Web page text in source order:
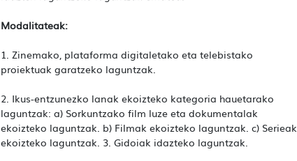
Modalitateak:
1. Zinemako, plataforma digitaletako eta telebistako
proiektuak garatzeko laguntzak.
2. Ikus-entzunezko lanak ekoizteko kategoria hauetarako
laguntzak: a) Sorkuntzako film luze eta dokumentalak
ekoizteko laguntzak. b) Filmak ekoizteko laguntzak. c) Serieak
ekoizteko laguntzak. 3. Gidoiak idazteko laguntzak.